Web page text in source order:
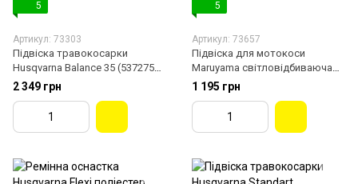
5
Артикул: 73303
Підвіска травокосарки
Husqvarna Balance 35 (5372757-
02)
2 349 грн
5
Артикул: 73657
Підвіска для мотокоси
Maruyama світловідбиваюча
(228086)
1 195 грн